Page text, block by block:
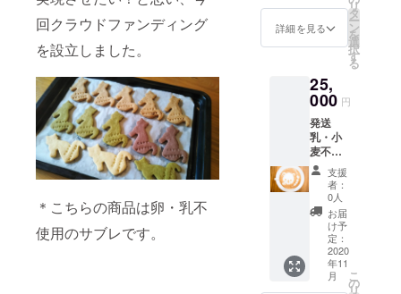
回クラウドファンディング
を設立しました。
＊こちらの商品は卵・乳不
使用のサブレです。
ます。
コー
ヒー
豆 冷
凍便に
可能
原材料
に大
豆・ゼ
ラチン
を含み
ます。
５号サ
イズの
ケーキ
となり
ます。
コー
ヒー豆
は挽い
詳細を見る
リ
タ
ー
ン
を
選
択
す
る
25,
000 円
発送
乳・小
麦不使
用の
ショー
トケー
キ詰め
合わせ
６種＋
当店自
慢のス
ペシャ
支援
者：
0人
お届
け予
定：
2020
年11
月
こ
の
リ